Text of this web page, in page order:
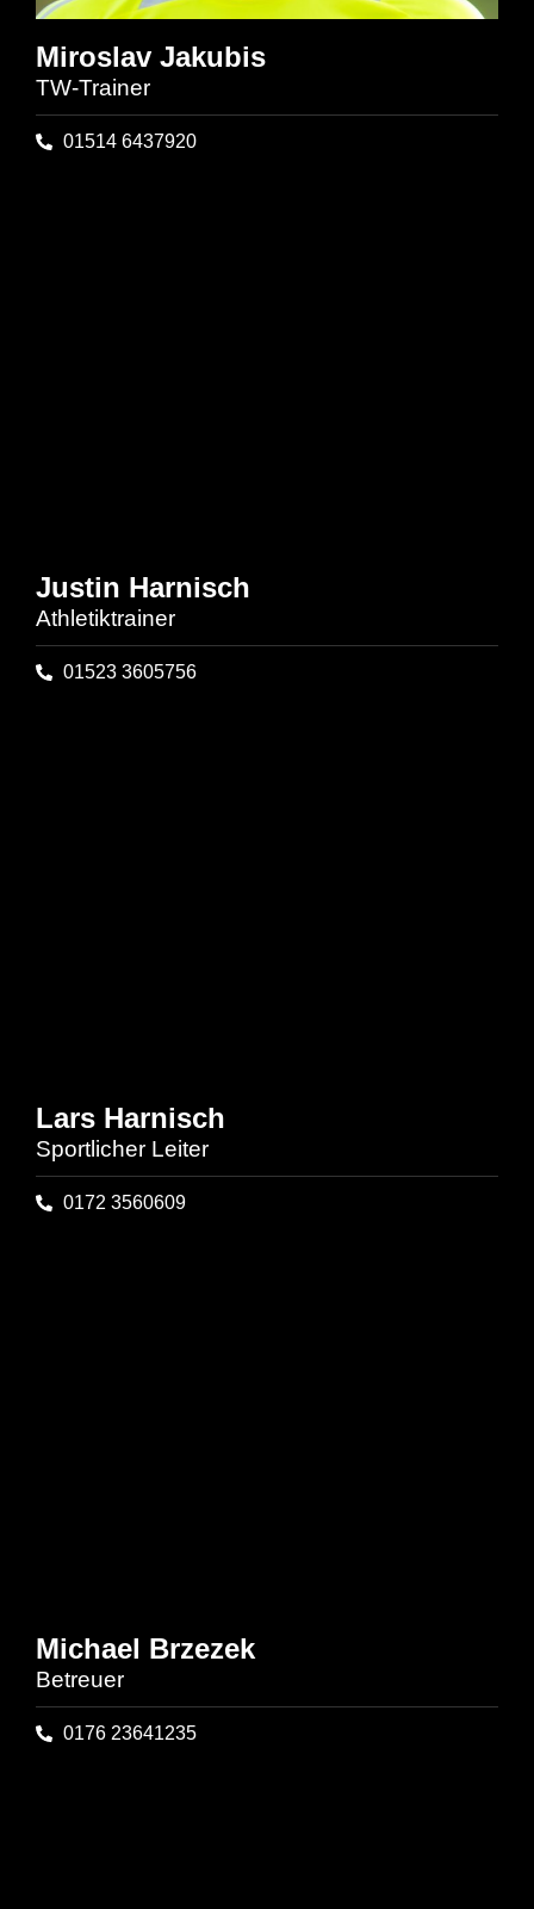
Miroslav Jakubis
TW-Trainer
01514 6437920
Justin Harnisch
Athletiktrainer
01523 3605756
Lars Harnisch
Sportlicher Leiter
0172 3560609
Michael Brzezek
Betreuer
0176 23641235